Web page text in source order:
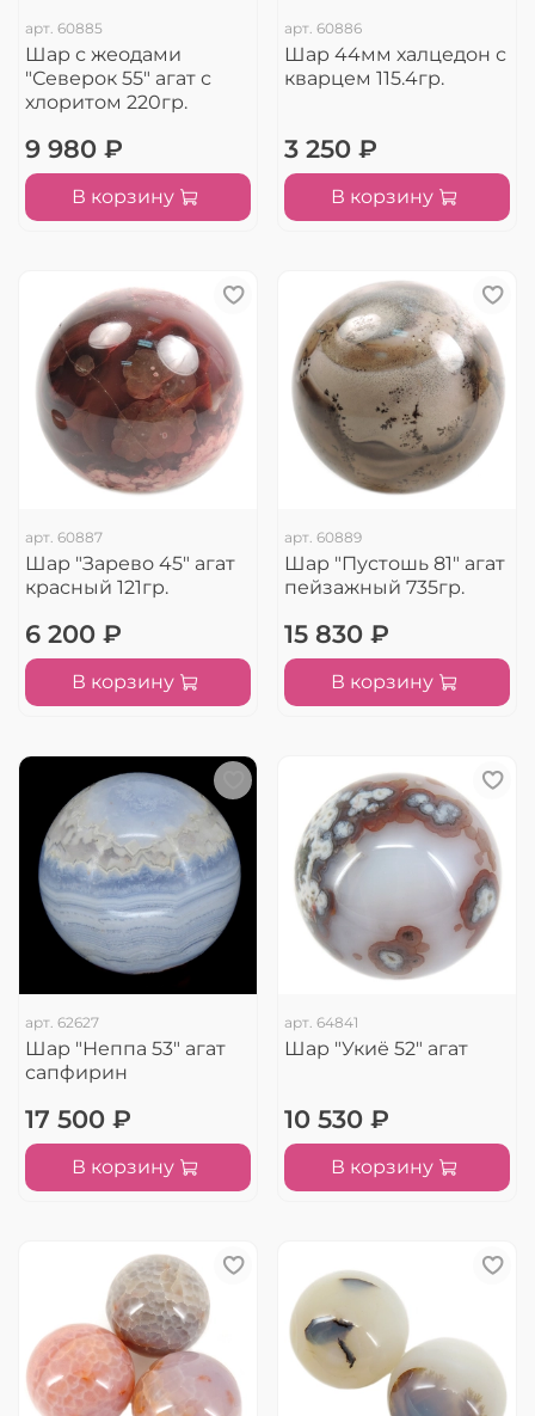
арт. 60885
Шар с жеодами
"Северок 55" агат с
хлоритом 220гр.
9 980 ₽
В корзину
арт. 60886
Шар 44мм халцедон с
кварцем 115.4гр.
3 250 ₽
В корзину
арт. 60887
Шар "Зарево 45" агат
красный 121гр.
6 200 ₽
В корзину
арт. 60889
Шар "Пустошь 81" агат
пейзажный 735гр.
15 830 ₽
В корзину
арт. 62627
Шар "Неппа 53" агат
сапфирин
17 500 ₽
В корзину
арт. 64841
Шар "Укиё 52" агат
10 530 ₽
В корзину